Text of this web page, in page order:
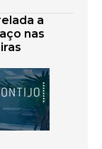
a
nas